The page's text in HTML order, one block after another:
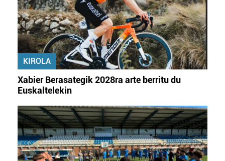
KIROLA
Xabier Berasategik 2028ra arte berritu du
Euskaltelekin